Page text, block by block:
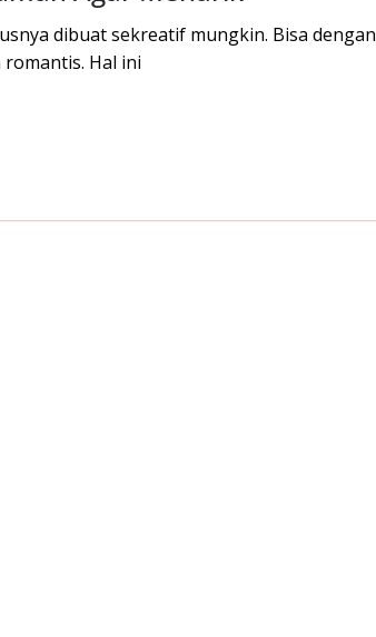
dibuat sekreatif mungkin. Bisa dengan
Hal ini